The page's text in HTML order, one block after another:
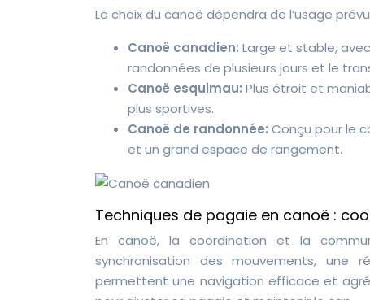
Le choix du canoë dépendra de l’usage
Canoë canadien: Large et stable,
randonnées de plusieurs jours et le
Canoë esquimau: Plus étroit et
plus sportives.
Canoë de randonnée: Conçu pour le
et un grand espace de rangement.
Techniques de pagaie en canoë :
En canoë, la coordination et la
synchronisation des mouvements, une
permettent une navigation efficace et